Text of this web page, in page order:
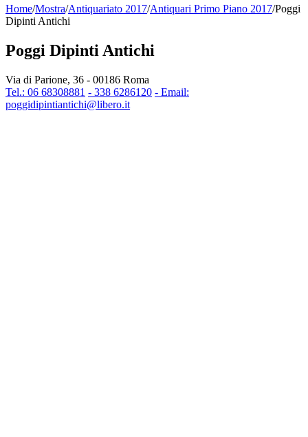
Home/Mostra/Antiquariato 2017/Antiquari Primo Piano 2017/Poggi
Dipinti Antichi
Poggi Dipinti Antichi
Via di Parione, 36 - 00186 Roma
Tel.: 06 68308881 - 338 6286120 - Email:
poggidipintiantichi@libero.it